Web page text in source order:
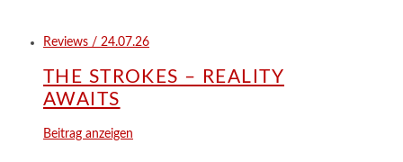
Reviews / 24.07.26
THE STROKES – REALITY
AWAITS
Beitrag anzeigen